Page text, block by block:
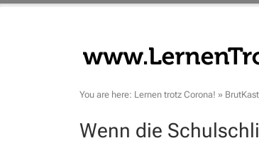
You are here: Lernen trotz Corona! »
Wenn die